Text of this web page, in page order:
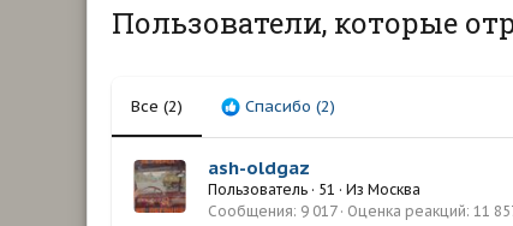
Пользователи, которые
Все (2) Спасибо (2)
ash-oldgaz
Пользователь · 51 · Из Москва
Сообщения 9 017 Оценка реакций 11